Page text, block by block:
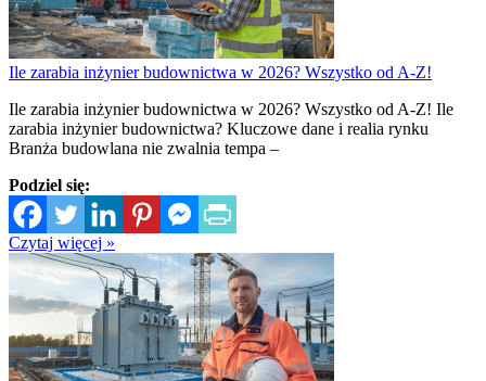
Ile zarabia inżynier budownictwa w 2026? Wszystko od A-Z!
Ile zarabia inżynier budownictwa w 2026? Wszystko od A-Z! Ile
zarabia inżynier budownictwa? Kluczowe dane i realia rynku
Branża budowlana nie zwalnia tempa –
Podziel się:
Czytaj więcej »